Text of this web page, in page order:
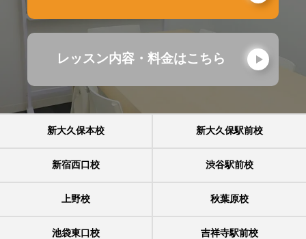
レッスン内容・料金はこちら
新大久保本校 新大久保駅前校
新宿西口校 渋谷駅前校
上野校 秋葉原校
池袋東口校 吉祥寺駅前校